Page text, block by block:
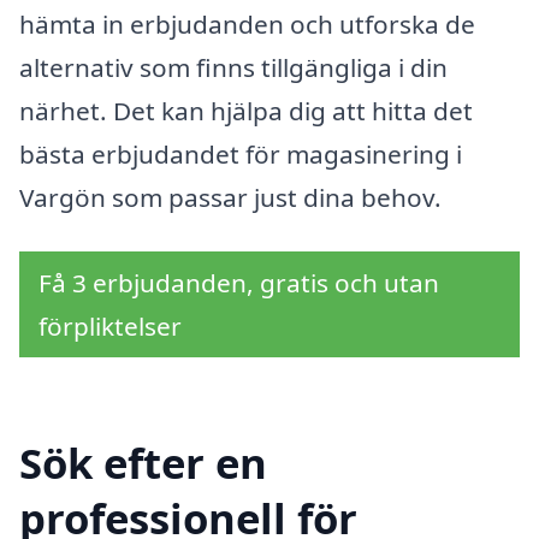
hämta in erbjudanden och utforska de
alternativ som finns tillgängliga i din
närhet. Det kan hjälpa dig att hitta det
bästa erbjudandet för magasinering i
Vargön som passar just dina behov.
Få 3 erbjudanden, gratis och utan
förpliktelser
Sök efter en
professionell för